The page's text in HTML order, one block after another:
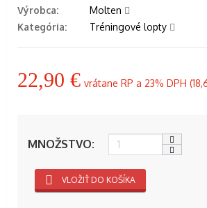
Výrobca:
Molten
Kategória:
Tréningové lopty
22,90 € vrátane RP a 23% DPH (
MNOŽSTVO:
VLOŽIŤ DO KOŠÍKA